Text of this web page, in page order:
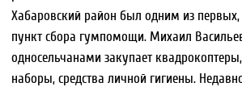
их родителей своим творчеством, талантом и
необыкновенным обаянием. Ежегодно в творческой
копилке коллектива появляются 10-12 номеров. Коллектив
«Фортуна» – единственный из танцевальных коллективов
района, который был удостоен чести представлять район на